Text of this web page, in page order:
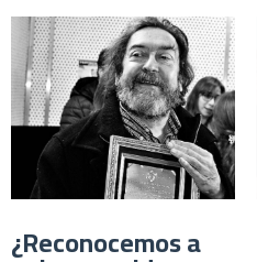
¿Reconocemos a